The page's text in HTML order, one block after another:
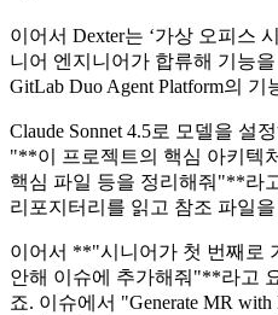
이어서 Dexter는 ‘가상 오피스
니어 엔지니어가 합류해 기능
GitLab Duo Agent Platform의
Claude Sonnet 4.5로 모델을 설
"**이 프로젝트의 핵심 아키텍
핵심 파일 등을 정리해줘"**라
리포지터리를 읽고 참조 파일
이어서 **"시니어가 첫 번째로
안해 이슈에 추가해줘"**라고
죠. 이슈에서 "Generate MR